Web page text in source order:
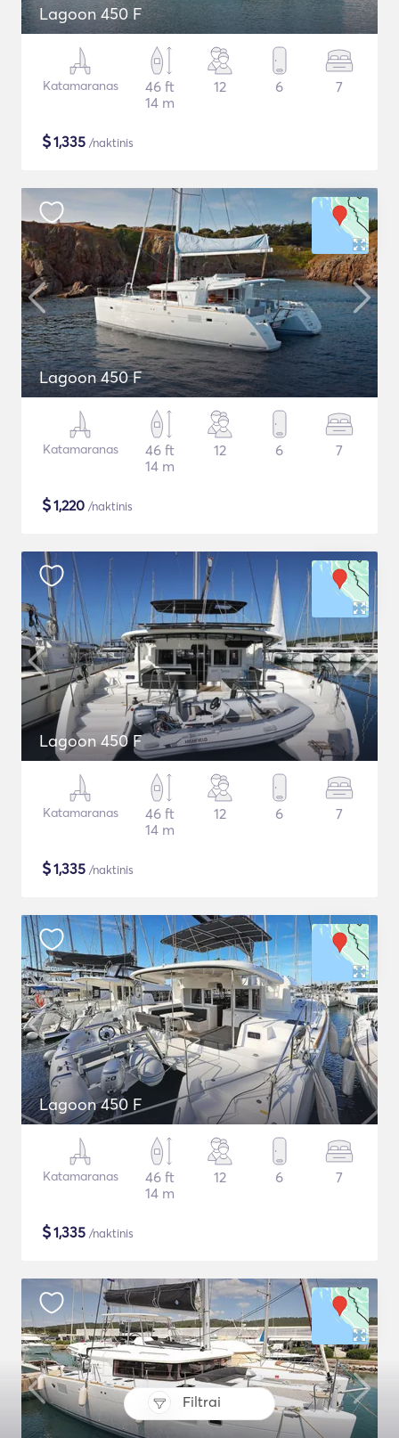
Filtrai
Lagoon 450 F
Katamaranas
46 ft
14 m
12 6 7
$1,335 /naktinis
Lagoon 450 F
Katamaranas
46 ft
14 m
12 6 7
$1,220 /naktinis
Lagoon 450 F
Katamaranas
46 ft
14 m
12 6 7
$1,335 /naktinis
Lagoon 450 F
Katamaranas
46 ft
14 m
12 6 7
$1,335 /naktinis